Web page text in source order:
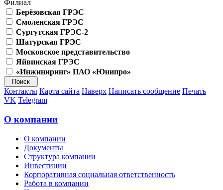
Филиал
Берёзовская ГРЭС
Смоленская ГРЭС
Сургутская ГРЭС-2
Шатурская ГРЭС
Московское представительство
Яйвинская ГРЭС
«Инжиниринг» ПАО «Юнипро»
Контакты Карта сайта Наверх Написать сообщение Печать
VK Telegram
О компании
О компании
Документы
Структура компании
Инвестиции
Корпоративная социальная ответственность
Работа в компании